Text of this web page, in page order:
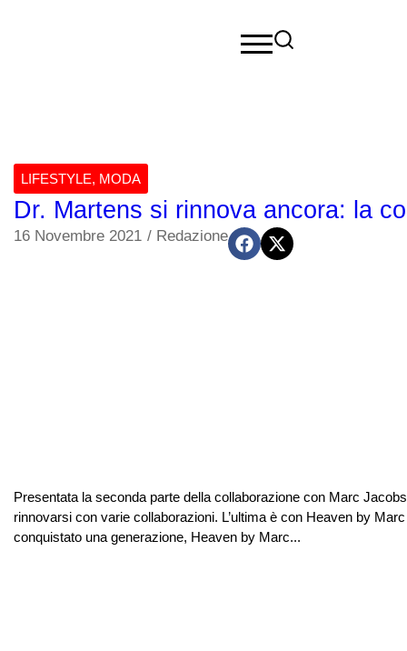
LIFESTYLE, MODA
Dr. Martens si rinnova ancora: la
16 Novembre 2021 / Redazione
Presentata la seconda parte della collaborazione con Marc
rinnovarsi con varie collaborazioni. L’ultima è con Heaven by
conquistato una generazione, Heaven by Marc...